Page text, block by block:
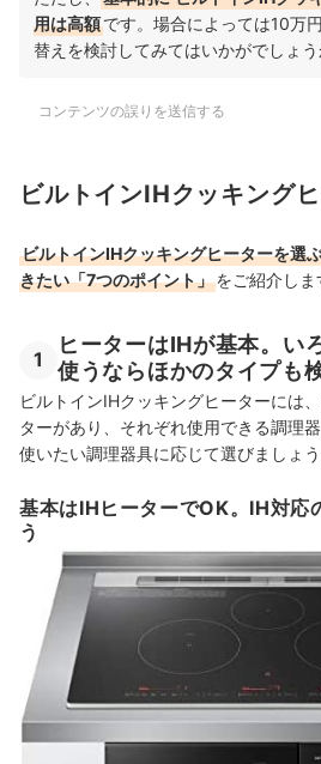
用は高額です。場合によっては10万
替えを検討してみてはいかがでしょう
コンテンツの誤りを送信する
ビルトインIHクッキング
ビルトインIHクッキングヒーターを選
きたい「7つのポイント」をご紹介しま
1
ヒーターはIHが基本。い
使うならほかのタイプも
ビルトインIHクッキングヒーターには
ターがあり、それぞれ使用できる調理
使いたい調理器具に応じて選びましょう
基本はIHヒーターでOK。IH対応
う